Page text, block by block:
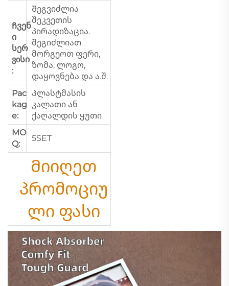
Ჩვენ
ი
სერ
ვისი
:
Შეგვიძლია
შეკვეთის
პირადიზაცია.
შეგიძლიათ
მორგეოთ ფერი,
ზომა, ლოგო,
დაყოვნება და ა.შ.
Pac
kag
e:
Პლასტმასის
კალათი ან
ქაღალდის ყუთი
MO
Q:
5SET
Მიიღეთ
პრომოციუ
ლი ფასი